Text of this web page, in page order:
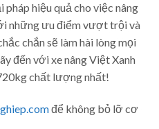
hiệu quả cho việc nâng
những ưu điểm vượt trội và
chắn sẽ làm hài lòng mọi
đến với xe nâng Việt Xanh
chất lượng nhất!
để không bỏ lỡ cơ